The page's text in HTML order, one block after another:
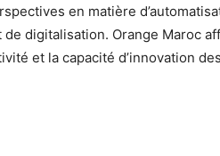
en matière
digitalisation. Orange Maroc
et la capacité d’innovation